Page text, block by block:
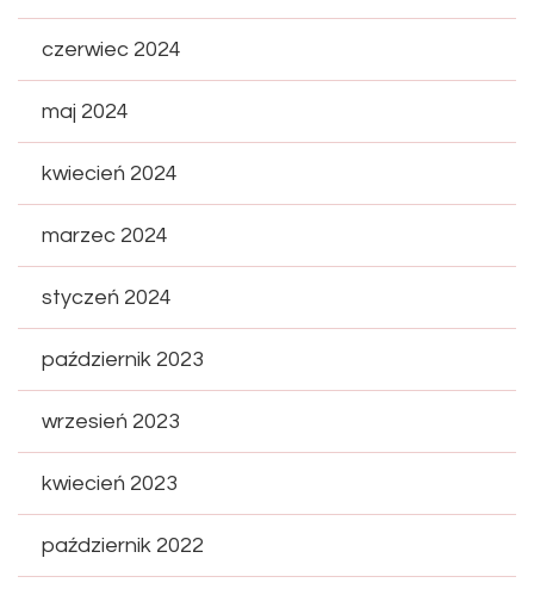
czerwiec 2024
maj 2024
kwiecień 2024
marzec 2024
styczeń 2024
październik 2023
wrzesień 2023
kwiecień 2023
październik 2022